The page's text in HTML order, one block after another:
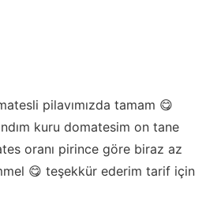
pilavımızda tamam 😋
kuru domatesim on tane
oranı pirince göre biraz az
😋 teşekkür ederim tarif için